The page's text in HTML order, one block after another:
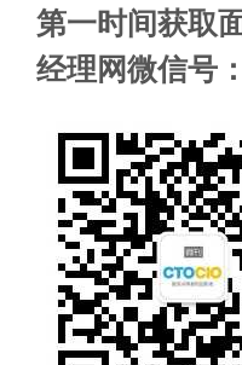
第一时间获取
经理网微信号